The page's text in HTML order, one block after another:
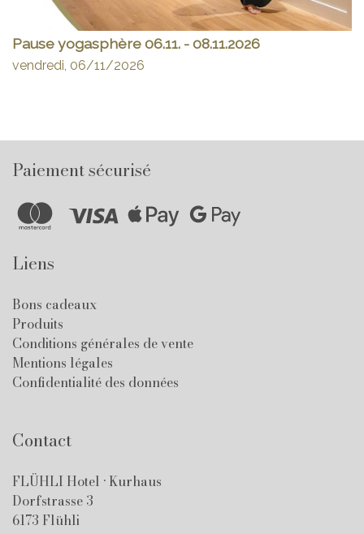
Pause yogasphère 06.11. - 08.11.2026
vendredi, 06/11/2026
Paiement sécurisé
Liens
Bons cadeaux
Produits
Conditions générales de vente
Mentions légales
Confidentialité des données
Contact
FLÜHLI Hotel · Kurhaus
Dorfstrasse 3
6173 Flühli